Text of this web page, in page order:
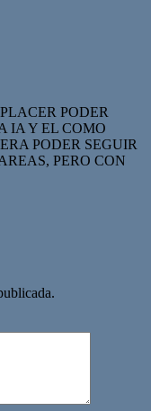
PODER
IA Y EL COMO
PODER SEGUIR
PERO CON